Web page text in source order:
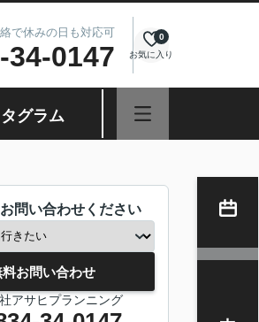
で休みの日も対応可
34-0147 お気に入り
0
グラム
問い合わせください
料お問い合わせ
アサヒプランニング